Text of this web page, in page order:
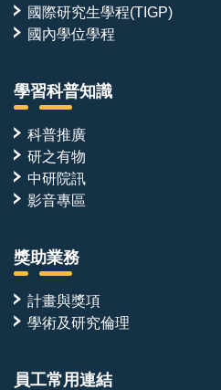
國際研究生學程(TIGP)
國內學位學程
學習科普知識
科普推廣
研之有物
中研院訊
影音專區
獎助業務
計畫與獎項
學術及研究倫理
員工常用連結